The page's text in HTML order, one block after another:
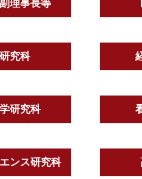
理事長等
究科
研究科
ンス研究科